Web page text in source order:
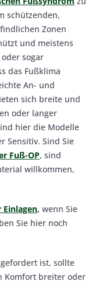
schützenden,
Zonen
und meistens
sogar
das Fußklima
An- und
sich breite und
oder langer
hier die Modelle
Sensitiv. Sind Sie
Fuß-OP, sind
willkommen,
Einlagen, wenn Sie
Sie hier noch
ist, sollte
Komfort breiter oder